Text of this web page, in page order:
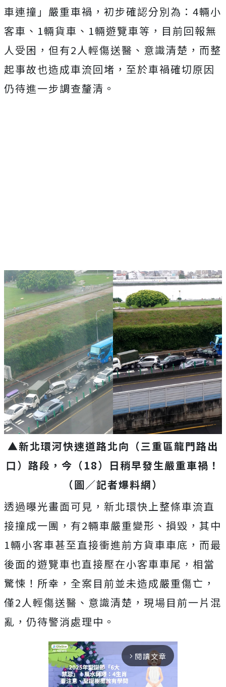
車連撞」嚴重車禍，初步確認分別為：4輛小
客車、1輛貨車、1輛遊覽車等，目前回報無
人受困，但有2人輕傷送醫、意識清楚，而整
起事故也造成車流回堵，至於車禍確切原因
仍待進一步調查釐清。
▲新北環河快速道路北向（三重區龍門路出
口）路段，今（18）日稍早發生嚴重車禍！
（圖／記者爆料網）
透過曝光畫面可見，新北環快上整條車流直
接撞成一團，有2輛車嚴重變形、損毀，其中
1輛小客車甚至直接衝進前方貨車車底，而最
後面的遊覽車也直接壓在小客車車尾，相當
驚悚！所幸，全案目前並未造成嚴重傷亡，
僅2人輕傷送醫、意識清楚，現場目前一片混
亂，仍待警消處理中。
arrow_forward_ios 閱讀文章